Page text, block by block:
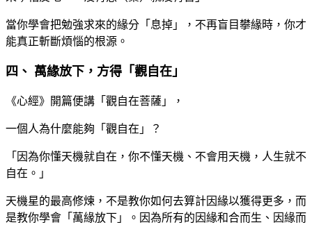
當你學會把勉強求來的緣分「息掉」，不再盲目攀緣時，你才
能真正斬斷煩惱的根源。
四、 萬緣放下，方得「觀自在」
《心經》開篇便講「觀自在菩薩」，
一個人為什麼能夠「觀自在」？
「因為你懂天機就自在，你不懂天機、不會用天機，人生就不
自在。」
天機星的最高修煉，不是教你如何去算計因緣以獲得更多，而
是教你學會「萬緣放下」。因為所有的因緣和合而生、因緣而